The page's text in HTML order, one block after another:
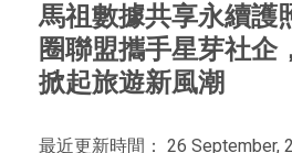
馬祖數據共享永續護
圈聯盟攜手星芽社企
掀起旅遊新風潮
最近更新時間： 26 September,